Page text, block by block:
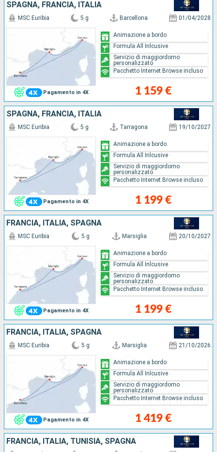
SPAGNA, FRANCIA, ITALIA
Pagamento in 4X
MSC Euribia 5 g Barcellona 01/04/2028
1 159 €
Animazione a bordo
Formula All Inlcusive
Servizio di maggiordomo
personalizzato
Pacchetto Internet Browse incluso
SPAGNA, FRANCIA, ITALIA
Pagamento in 4X
MSC Euribia 5 g Tarragona 19/10/2027
1 199 €
Animazione a bordo
Formula All Inlcusive
Servizio di maggiordomo
personalizzato
Pacchetto Internet Browse incluso
FRANCIA, ITALIA, SPAGNA
Pagamento in 4X
MSC Euribia 5 g Marsiglia 20/10/2027
1 199 €
Animazione a bordo
Formula All Inlcusive
Servizio di maggiordomo
personalizzato
Pacchetto Internet Browse incluso
FRANCIA, ITALIA, SPAGNA
Pagamento in 4X
MSC Euribia 5 g Marsiglia 21/10/2026
1 419 €
Animazione a bordo
Formula All Inlcusive
Servizio di maggiordomo
personalizzato
Pacchetto Internet Browse incluso
FRANCIA, ITALIA, TUNISIA, SPAGNA